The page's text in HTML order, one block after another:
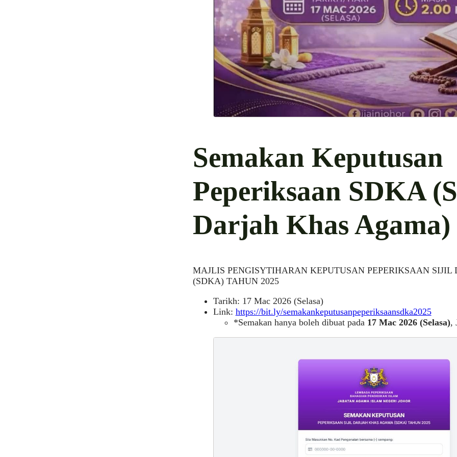
Semakan Keputusan
Peperiksaan SDKA
Darjah Khas Agama)
MAJLIS PENGISYTIHARAN KEPUTUSAN PEPERIKSAAN
(SDKA) TAHUN 2025
Tarikh: 17 Mac 2026 (Selasa)
Link: https://bit.ly/semakankeputusanpeperiksaansdka2025
*Semakan hanya boleh dibuat pada 17 Mac 2026 (Selasa),